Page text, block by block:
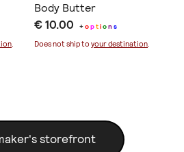
.
Body Butter
€ 10.00 +option s
Does not ship to your destination.
storefront